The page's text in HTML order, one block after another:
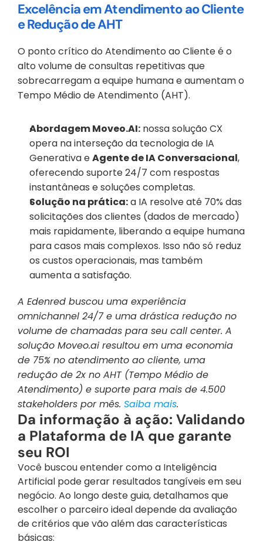
Excelência em Atendimento ao Cliente
e Redução de AHT
O ponto crítico do Atendimento ao Cliente é o
alto volume de consultas repetitivas que
sobrecarregam a equipe humana e aumentam o
Tempo Médio de Atendimento (AHT).
Abordagem Moveo.AI: nossa solução CX
opera na interseção da tecnologia de IA
Generativa e Agente de IA Conversacional,
oferecendo suporte 24/7 com respostas
instantâneas e soluções completas.
Solução na prática: a IA resolve até 70% das
solicitações dos clientes (dados de mercado)
mais rapidamente, liberando a equipe humana
para casos mais complexos. Isso não só reduz
os custos operacionais, mas também
aumenta a satisfação.
A Edenred buscou uma experiência
omnichannel 24/7 e uma drástica redução no
volume de chamadas para seu call center. A
solução Moveo.ai resultou em uma economia
de 75% no atendimento ao cliente, uma
redução de 2x no AHT (Tempo Médio de
Atendimento) e suporte para mais de 4.500
stakeholders por mês. Saiba mais.
Da informação à ação: Validando
a Plataforma de IA que garante
seu ROI
Você buscou entender como a Inteligência
Artificial pode gerar resultados tangíveis em seu
negócio. Ao longo deste guia, detalhamos que
escolher o parceiro ideal depende da avaliação
de critérios que vão além das características
básicas: